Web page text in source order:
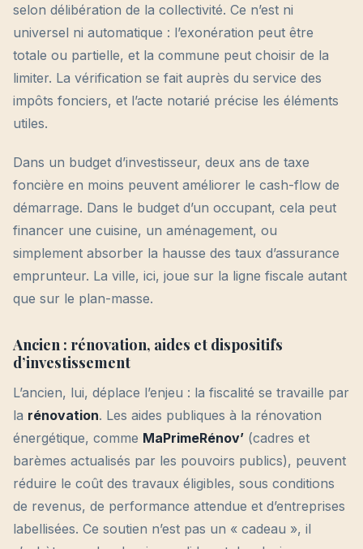
selon délibération de la collectivité. Ce n’est ni
universel ni automatique : l’exonération peut être
totale ou partielle, et la commune peut choisir de la
limiter. La vérification se fait auprès du service des
impôts fonciers, et l’acte notarié précise les éléments
utiles.
Dans un budget d’investisseur, deux ans de taxe
foncière en moins peuvent améliorer le cash-flow de
démarrage. Dans le budget d’un occupant, cela peut
financer une cuisine, un aménagement, ou
simplement absorber la hausse des taux d’assurance
emprunteur. La ville, ici, joue sur la ligne fiscale autant
que sur le plan-masse.
Ancien : rénovation, aides et dispositifs
d’investissement
L’ancien, lui, déplace l’enjeu : la fiscalité se travaille par
la rénovation. Les aides publiques à la rénovation
énergétique, comme MaPrimeRénov’ (cadres et
barèmes actualisés par les pouvoirs publics), peuvent
réduire le coût des travaux éligibles, sous conditions
de revenus, de performance attendue et d’entreprises
labellisées. Ce soutien n’est pas un « cadeau », il